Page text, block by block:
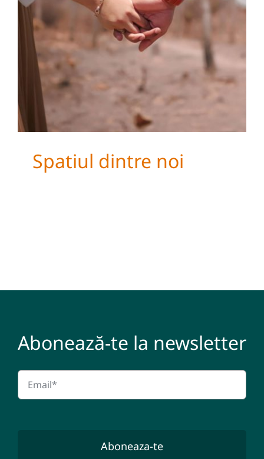
Spatiul dintre noi
Spatiul dintre noi
Abonează-te la newsletter
Aboneaza-te